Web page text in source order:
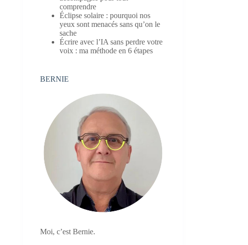
comprendre
Éclipse solaire : pourquoi nos
yeux sont menacés sans qu’on le
sache
Écrire avec l’IA sans perdre votre
voix : ma méthode en 6 étapes
BERNIE
Moi, c’est Bernie.